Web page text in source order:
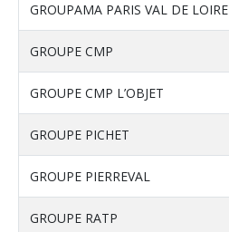
GROUPAMA PARIS VAL DE LOIRE
GROUPE CMP
GROUPE CMP L’OBJET
GROUPE PICHET
GROUPE PIERREVAL
GROUPE RATP